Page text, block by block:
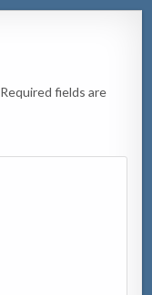
Required fields are